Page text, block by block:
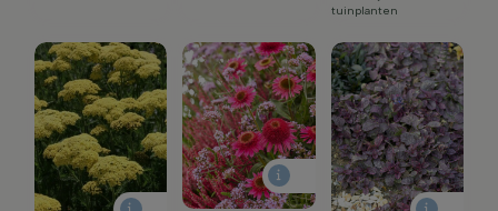
tuinplanten